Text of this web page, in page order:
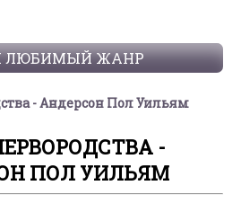
ЛЮБИМЫЙ ЖАНР
- Андерсон Пол Уильям
-
ПОЛ УИЛЬЯМ